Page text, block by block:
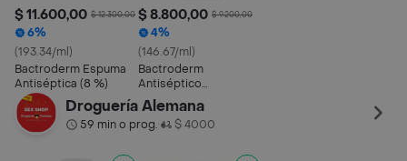
$ 11.600,00 $ 12.300,00
6%
(193.34/ml)
Bactroderm Espuma
Antiséptica (8 %)
$ 8.800,00 $ 9.200,00
4%
(146.67/ml)
Bactroderm
Antiséptico
Bucofaríngeo
Droguería Alemana
59 min o prog.• $ 4000